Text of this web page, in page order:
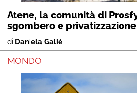
Atene, la comunità di
sgombero e privatizzazione
di Daniela Galiè
MONDO